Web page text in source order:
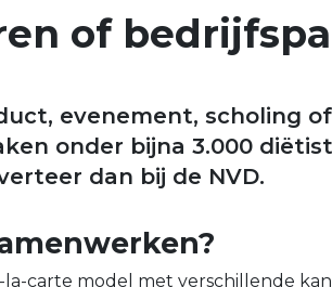
of
evenement, scholing
onder bijna 3.000
dan bij de NVD.
la-carte model met verschillende